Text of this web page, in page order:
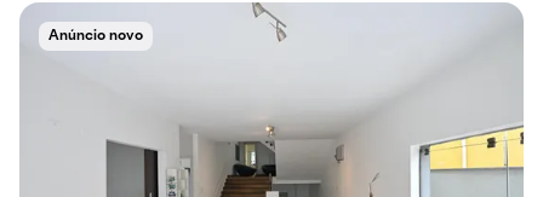
Anúncio novo